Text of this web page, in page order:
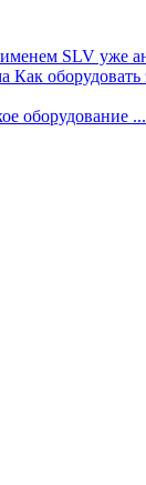
SLV уже
Как оборудовать
оборудование ...